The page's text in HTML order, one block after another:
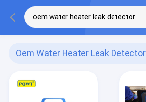
Oem Water Heater Leak Detector